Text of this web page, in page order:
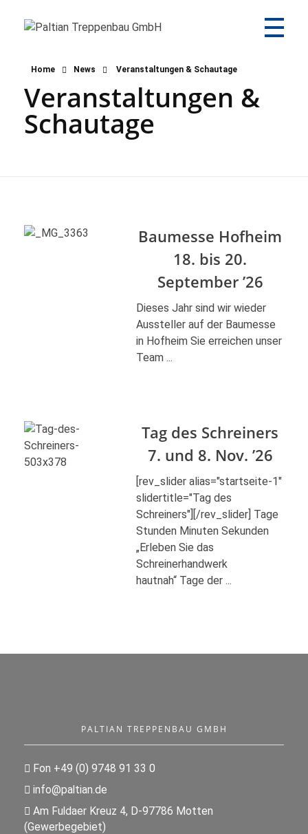
Home News Veranstaltungen & Schautage
Veranstaltungen &
Schautage
Baumesse Hofheim
18. bis 20.
September ’26
Dieses Jahr sind wir wieder
Aussteller auf der Baumesse
in Hofheim Sie erreichen unser
Team ...
Tag des Schreiners
7. und 8. Nov. ’26
[rev_slider alias="startseite-1"
slidertitle="Tag des
Schreiners"][/rev_slider] Tage
Stunden Minuten Sekunden
„Erleben Sie das
Schreinerhandwerk
hautnah“ Tage der ...
PALTIAN TREPPENBAU GMBH
Fon +49 (0) 9748 91 33 0
info@paltian.de
Am Fuldaer Kreuz 4, D-97786 Motten
(Gewerbegebiet)